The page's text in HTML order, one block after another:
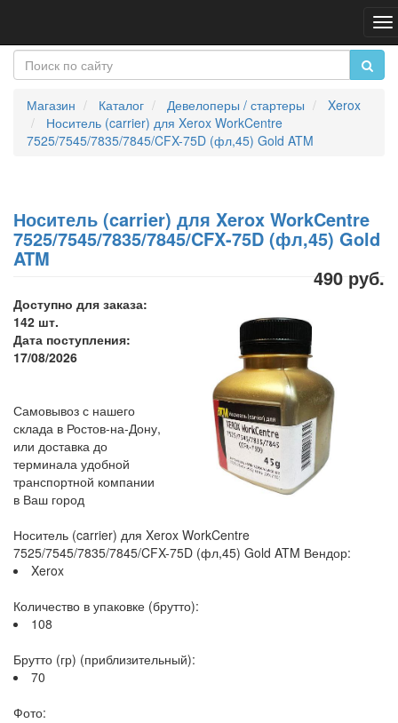
Магазин Каталог Девелоперы / стартеры
Xerox
Носитель (carrier) для Xerox WorkCentre
7525/7545/7835/7845/CFX-75D (фл,45) Gold ATM
Носитель (carrier) для Xerox WorkCentre
7525/7545/7835/7845/CFX-75D (фл,45) Gold
ATM
490 руб.
Доступно для заказа:
142 шт.
Дата поступления:
17/08/2026
Самовывоз с нашего
склада в Ростов-на-Дону,
или доставка до
терминала удобной
транспортной компании
в Ваш город
Носитель (carrier) для Xerox WorkCentre
7525/7545/7835/7845/CFX-75D (фл,45) Gold ATM Вендор:
Xerox
Количество в упаковке (брутто):
108
Брутто (гр) (приблизительный):
70
Фото: